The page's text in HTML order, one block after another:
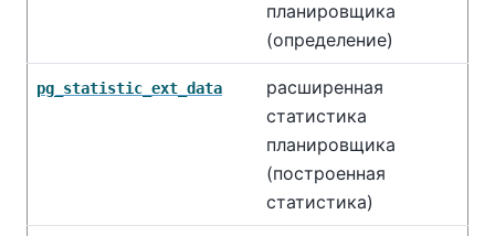
планировщика
(определение)
pg_statistic_ext_data
расширенная
статистика
планировщика
(построенная
статистика)